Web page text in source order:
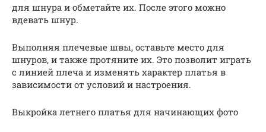
для шнура и обметайте их. После этого можно
вдевать шнур.
Выполняя плечевые швы, оставьте место для
шнуров, и также протяните их. Это позволит играть
с линией плеча и изменять характер платья в
зависимости от условий и настроения.
Выкройка летнего платья для начинающих фото